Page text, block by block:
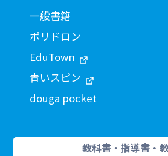
一般書籍
ポリドロン
EduTown
青いスピン
douga pocket
教科書・指導書・